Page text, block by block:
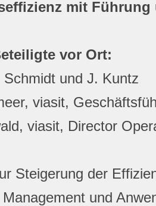
mit
vor Ort:
und J. Kuntz
viasit,
viasit, Director
Steigerung der
und